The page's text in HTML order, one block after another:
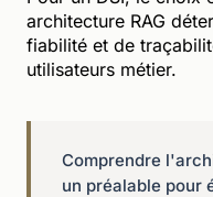
architecture RAG
fiabilité et de
utilisateurs métier.
Comprendre
un préalable pour